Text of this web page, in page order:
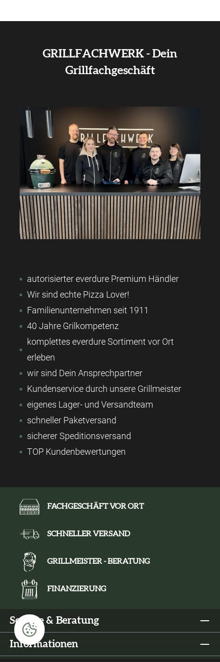
GRILLFACHWERK - Dein
Grillfachgeschäft
autorisierter everdure Premium Händler
Wir sind echte Pizza Lover!
Familienunternehmen seit 1911
40 Jahre Grilkompetenz
komplettes everdure Sortiment vor Ort
erleben
wir sind Dein Ansprechpartner
Kundenservice durch unsere Grillmeister
eigenes Lager- und Versandteam
schneller Paketversand
sicherer Speditionsversand
TOP Kundenbewertungen
FACHGESCHÄFT VOR ORT
SCHNELLER VERSAND
GRILLMEISTER - BERATUNG
FINANZIERUNG
Service & Beratung
Informationen